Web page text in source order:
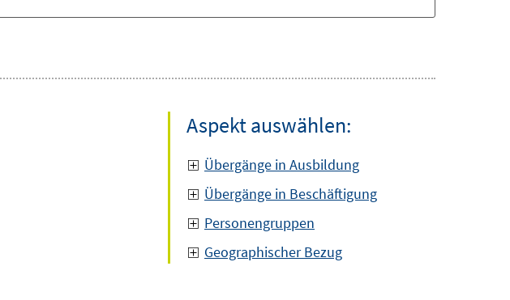
Aspekt auswählen:
Übergänge in Ausbildung
Übergänge in Beschäftigung
Personengruppen
Geographischer Bezug